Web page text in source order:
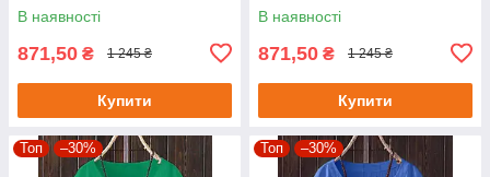
В наявності
871,50 ₴ 1 245 ₴
Купити
В наявності
871,50 ₴ 1 245 ₴
Купити
Топ –30% Топ –30%